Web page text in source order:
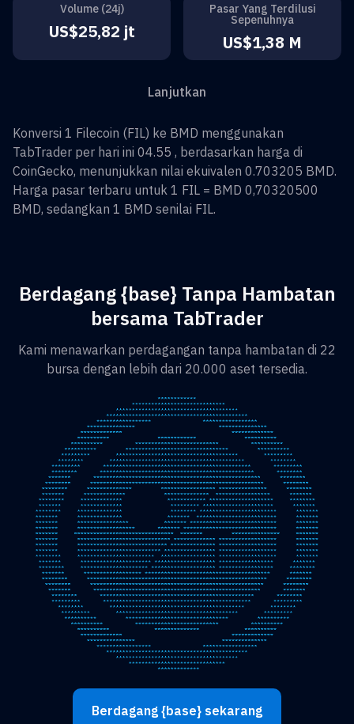
Volume (24j)
US$25,82 jt
Pasar Yang Terdilusi
Sepenuhnya
US$1,38 M
Lanjutkan
Konversi 1 Filecoin (FIL) ke BMD menggunakan
TabTrader per hari ini 04.55 , berdasarkan harga di
CoinGecko, menunjukkan nilai ekuivalen 0.703205 BMD.
Harga pasar terbaru untuk 1 FIL = BMD 0,70320500
BMD, sedangkan 1 BMD senilai FIL.
Berdagang {base} Tanpa Hambatan
bersama TabTrader
Kami menawarkan perdagangan tanpa hambatan di 22
bursa dengan lebih dari 20.000 aset tersedia.
Berdagang {base} sekarang